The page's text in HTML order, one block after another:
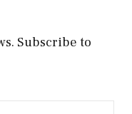
Subscribe to